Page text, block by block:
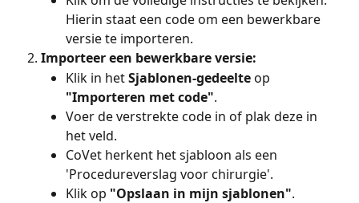
Hierin staat een code om een bewerkbare
versie te importeren.
Importeer een bewerkbare versie:
Klik in het Sjablonen-gedeelte op
"Importeren met code".
Voer de verstrekte code in of plak deze in
het veld.
CoVet herkent het sjabloon als een
'Procedureverslag voor chirurgie'.
Klik op "Opslaan in mijn sjablonen".